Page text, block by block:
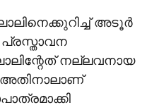
അടൂർ
നല്ലവനായ